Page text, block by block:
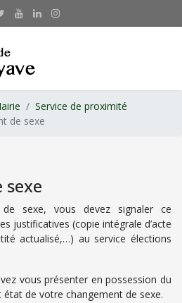
Service de proximité
de sexe
sexe
sexe, vous devez signaler ce
justificatives (copie intégrale d’acte
actualisé,…) au service élections
vous présenter en possession du
état de votre changement de sexe.